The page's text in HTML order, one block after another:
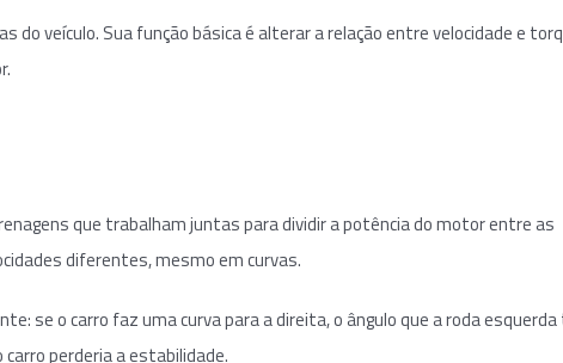
do veículo. Sua função básica é alterar a relação entre velocidade e
que trabalham juntas para dividir a potência do motor entre as
diferentes, mesmo em curvas.
se o carro faz uma curva para a direita, o ângulo que a roda
perderia a estabilidade.